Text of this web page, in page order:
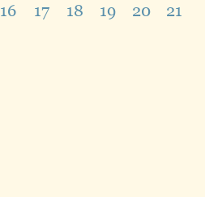
16 17 18 19 20 21